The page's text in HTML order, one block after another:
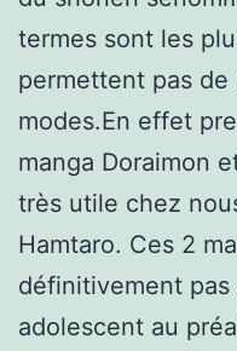
termes sont les
permettent pas
modes.En effet
manga Doraimon
très utile chez
Hamtaro. Ces 2
définitivement
adolescent au